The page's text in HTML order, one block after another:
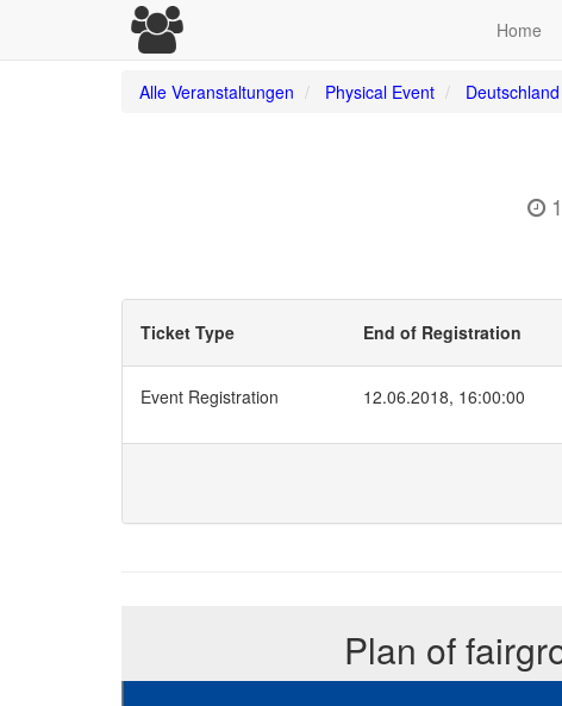
Home
Alle Veranstaltungen Physical Event Deutschland
Ticket Type End of Registration
Event Registration 12.06.2018, 16:00:00
Plan of